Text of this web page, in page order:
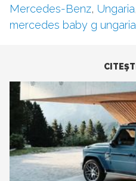
Mercedes-Benz, Ungaria
mercedes baby g ungaria